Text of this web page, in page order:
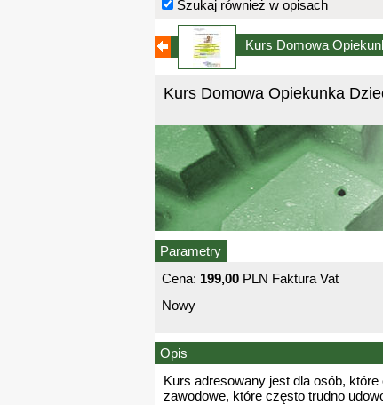
Szukaj również w opisach
Kurs Domowa
Kurs Domowa Opiekunka
Parametry
Cena: 199,00 PLN Faktura Vat
Nowy
Opis
Kurs adresowany jest dla osób,
zawodowe, które często trudno